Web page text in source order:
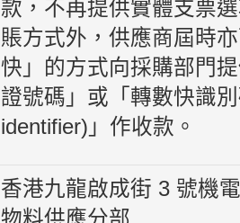
款，不再提供實體支票
賬方式外，供應商屆時
快」的方式向採購部門
證號碼」或「轉數快識
identifier)」作收款。
香港九龍啟成街 3 號機